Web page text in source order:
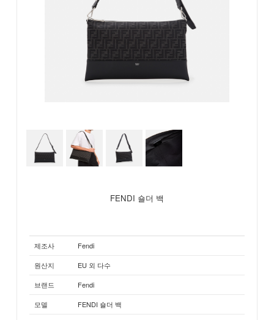
FENDI 숄더 백
제조사
Fendi
원산지
EU 외 다수
브랜드
Fendi
모델
FENDI 숄더 백